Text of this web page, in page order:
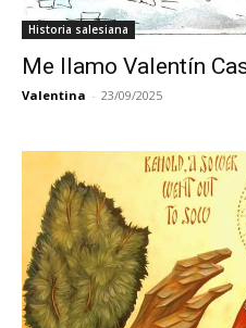
Historia salesiana
Me llamo Valentín
Valentina - 23/09/2025